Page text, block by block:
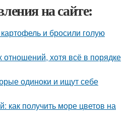
на сайте:
и бросили голую
хотя всё в порядке
одиноки и ищут себе
как получить море цветов на